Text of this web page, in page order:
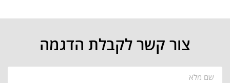
צור קשר לקבלת הדגמה